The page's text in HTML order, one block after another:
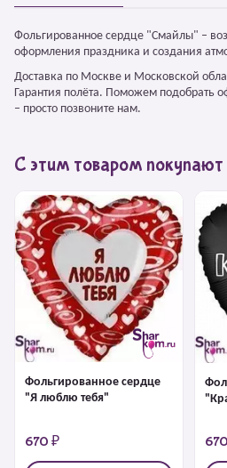
Фольгированное сердце "Смайлы" –
оформления праздника и создания
Доставка по Москве и Московской
Гарантия полёта. Поможем подобрать
– просто позвоните нам.
С этим товаром покупают
Фольгированное сердце
"Я люблю тебя"
670 ₽